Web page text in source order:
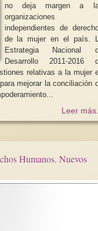
no deja margen a
organizaciones
independientes de
de la mujer en el país.
Estrategia Nacional
Desarrollo 2011-2016
relativas a la mujer
mejorar la conciliación
Leer
“Defender la
El día 15 de
lema “Defender la
Paz” el Instituto de